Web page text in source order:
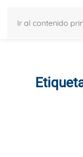
Ir al contenido